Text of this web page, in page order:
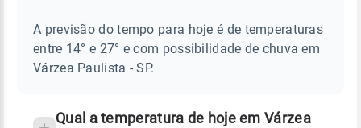
PAULISTA
sobre
chuva
A previsão do tempo para hoje é de temperaturas
entre 14° e 27° e com possibilidade de chuva em
Várzea Paulista - SP.
Qual a temperatura de hoje em Várzea